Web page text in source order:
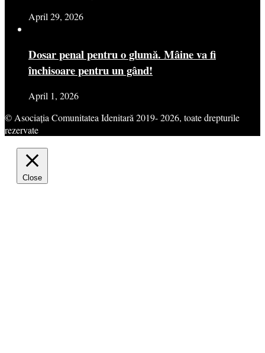
April 29, 2026
Dosar penal pentru o glumă. Mâine va fi
închisoare pentru un gând!
April 1, 2026
© Asociația Comunitatea Idenitară 2019- 2026, toate drepturile
rezervate
Close